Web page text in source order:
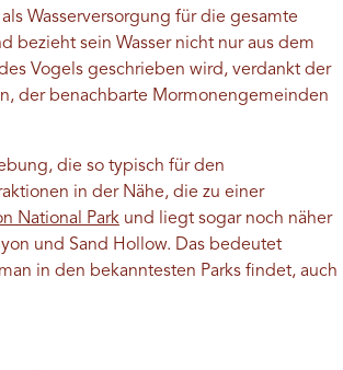
Wasserversorgung für die gesamte
bezieht sein Wasser nicht nur aus dem
Vogels geschrieben wird, verdankt der
der benachbarte Mormonengemeinden
die so typisch für den
in der Nähe, die zu einer
National Parkund liegt sogar noch näher
und Sand Hollow. Das bedeutet
in den bekanntesten Parks findet, auch